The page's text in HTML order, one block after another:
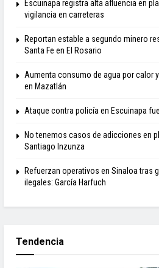
Escuinapa registra alta afluencia en
vigilancia en carreteras
Reportan estable a segundo minero
Santa Fe en El Rosario
Aumenta consumo de agua por calor
en Mazatlán
Ataque contra policía en Escuinapa
No tenemos casos de adicciones en
Santiago Inzunza
Refuerzan operativos en Sinaloa tras
ilegales: García Harfuch
Tendencia